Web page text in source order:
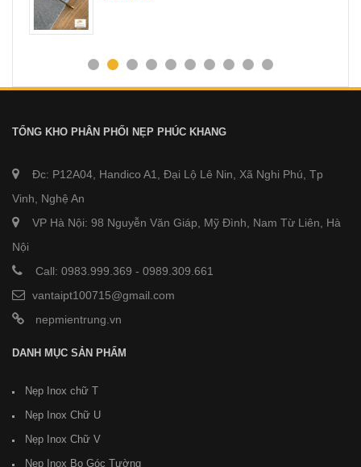
TỔNG KHO PHÂN PHỐI NẸP PHÚC KHANG
Đc: P12A04, Handico A1, Đại Lộ Lê Nin, Xã Nghi Phú, Tp
Vinh, Nghệ An
VP Hà Nội: 98 Nguyễn Văn Giáp, Mỹ Đình, Nam Từ Liên, Hà
Nội
Call: 0983.999.369 - 0989.309.661
vantaipt100715@gmail.com
nepmientrung.vn
DANH MỤC SẢN PHẨM
Nẹp Inox chữ T
Nẹp Inox Chữ U
Nẹp Inox Chữ V
Nẹp Inox Bo Góc Tường